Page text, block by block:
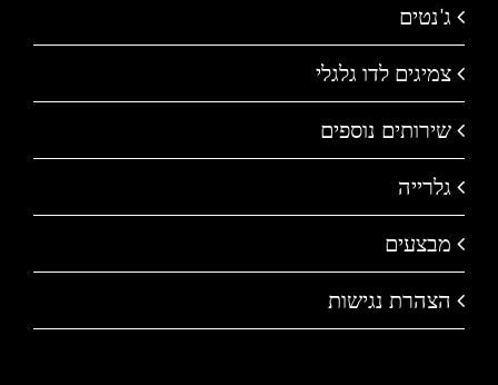
ג'נטים
צמיגים לדו גלגלי
שירותים נוספים
גלרייה
מבצעים
הצהרת נגישות